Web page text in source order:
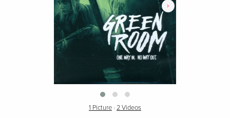
›
1 Picture· 2 Videos